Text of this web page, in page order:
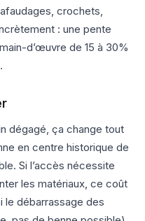
crochets,
: une pente
d’œuvre de 15 à 30%
dégagé, ça change tout
en centre historique de
Si l’accès nécessite
les matériaux, ce coût
le débarrassage des